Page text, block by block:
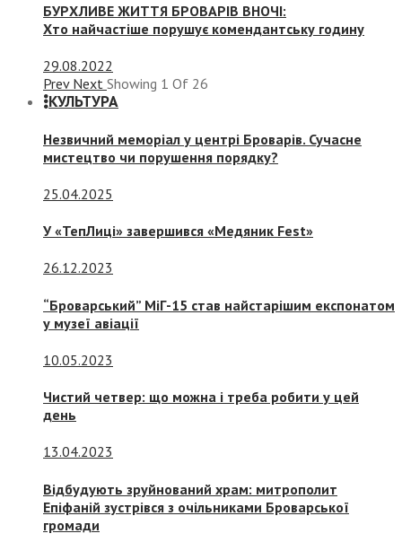
БУРХЛИВЕ ЖИТТЯ БРОВАРІВ ВНОЧІ:
Хто найчастіше порушує комендантську годину
29.08.2022
Prev Next Showing 1 Of 26
КУЛЬТУРА
Незвичний меморіал у центрі Броварів. Сучасне
мистецтво чи порушення порядку?
25.04.2025
У «ТепЛиці» завершився «Медяник Fest»
26.12.2023
“Броварський” МіГ-15 став найстарішим експонатом
у музеї авіації
10.05.2023
Чистий четвер: що можна і треба робити у цей
день
13.04.2023
Відбудують зруйнований храм: митрополит
Епіфаній зустрівся з очільниками Броварської
громади